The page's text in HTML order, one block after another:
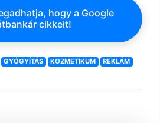
hogy a Google
cikkeit!
GYÓGYÍTÁS KOZMETIKUM
REKLÁM